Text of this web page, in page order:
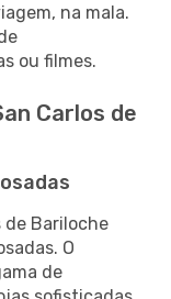
na mala.
ou filmes.
Carlos de
de Bariloche
O
de